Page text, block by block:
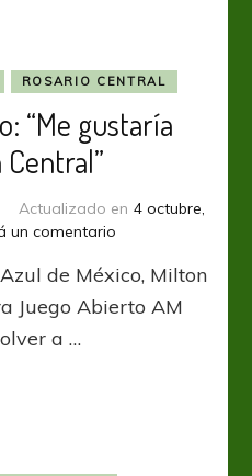
ROSARIO CENTRAL
“Me gustaría
Actualizado en 4 octubre,
un comentarioen
Caraglio:
“Me
de México, Milton
Juego Abierto AM
a …